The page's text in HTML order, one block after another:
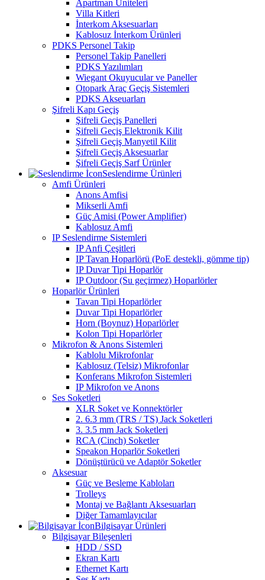
Apartman Üniteleri
Villa Kitleri
İnterkom Aksesuarları
Kablosuz İnterkom Ürünleri
PDKS Personel Takip
Personel Takip Panelleri
PDKS Yazılımları
Wiegant Okuyucular ve Paneller
Otopark Araç Geçiş Sistemleri
PDKS Akseuarları
Şifreli Kapı Geçiş
Şifreli Geçiş Panelleri
Şifreli Geçiş Elektronik Kilit
Şifreli Geçiş Manyetil Kilit
Şifreli Geçiş Aksesuarlar
Şifreli Geçiş Sarf Ürünler
Seslendirme Ürünleri
Amfi Ürünleri
Anons Amfisi
Mikserli Amfi
Güç Amisi (Power Amplifier)
Kablosuz Amfi
IP Seslendirme Sistemleri
IP Anfi Çeşitleri
IP Tavan Hoparlörü (PoE destekli, gömme tip)
IP Duvar Tipi Hoparlör
IP Outdoor (Su geçirmez) Hoparlörler
Hoparlör Ürünleri
Tavan Tipi Hoparlörler
Duvar Tipi Hoparlörler
Horn (Boynuz) Hoparlörler
Kolon Tipi Hoparlörler
Mikrofon & Anons Sistemleri
Kablolu Mikrofonlar
Kablosuz (Telsiz) Mikrofonlar
Konferans Mikrofon Sistemleri
IP Mikrofon ve Anons
Ses Soketleri
XLR Soket ve Konnektörler
2. 6.3 mm (TRS / TS) Jack Soketleri
3. 3.5 mm Jack Soketleri
RCA (Cinch) Soketler
Speakon Hoparlör Soketleri
Dönüştürücü ve Adaptör Soketler
Aksesuar
Güç ve Besleme Kabloları
Trolleys
Montaj ve Bağlantı Aksesuarları
Diğer Tamamlayıcılar
Bilgisayar Ürünleri
Bilgisayar Bileşenleri
HDD / SSD
Ekran Kartı
Ethernet Kartı